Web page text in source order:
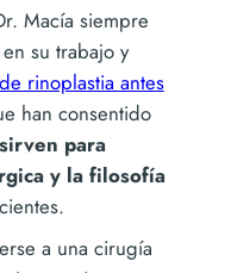
Macía siempre
su trabajo y
rinoplastia antes
han consentido
para
y la filosofía
a una cirugía